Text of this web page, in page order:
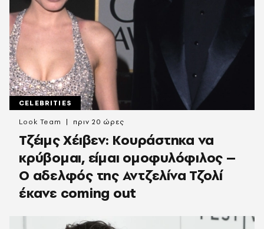
CELEBRITIES
Τζέιμς Χέιβεν: Κουράστηκα να
κρύβομαι, είμαι ομοφυλόφιλος –
Ο αδελφός της Αντζελίνα Τζολί
έκανε coming out
Look Team πριν 20 ώρες